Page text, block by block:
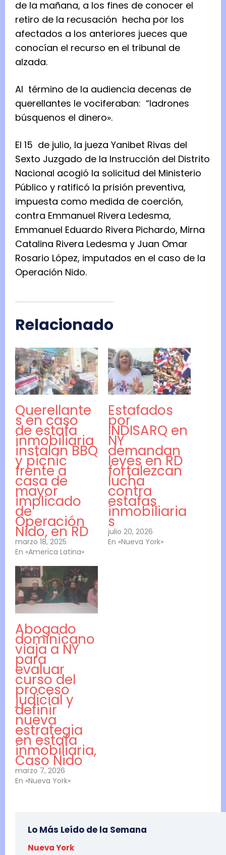
de la mañana, a los fines de conocer el
retiro de la recusación hecha por los
afectados a los anteriores jueces que
conocían el recurso en el tribunal de
alzada.
Al término de la audiencia decenas de
querellantes le vociferaban: “ladrones
búsquenos el dinero».
El 15 de julio, la jueza Yanibet Rivas del
Sexto Juzgado de la Instrucción del Distrito
Nacional acogió la solicitud del Ministerio
Público y ratificó la prisión preventiva,
impuesta como medida de coerción,
contra Emmanuel Rivera Ledesma,
Emmanuel Eduardo Rivera Pichardo, Mirna
Catalina Rivera Ledesma y Juan Omar
Rosario López, imputados en el caso de la
Operación Nido.
Relacionado
Querellante
s en caso
de estafa
inmobiliaria
instalan BBQ
y picnic
frente a
casa de
mayor
implicado
de
Operación
Nido, en RD
marzo 18, 2025
En «America Latina»
Estafados
por
INDISARQ en
NY
demandan
leyes en RD
fortalezcan
lucha
contra
estafas
inmobiliaria
s
julio 20, 2026
En «Nueva York»
Abogado
dominicano
viaja a NY
para
evaluar
curso del
proceso
judicial y
definir
nueva
estrategia
en estafa
inmobiliaria,
Caso Nido
marzo 7, 2026
En «Nueva York»
Lo Más Leído de la Semana
Nueva York